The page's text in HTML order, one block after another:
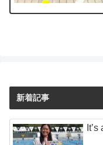
新着記事